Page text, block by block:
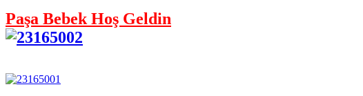
Paşa Bebek Hoş Geldin